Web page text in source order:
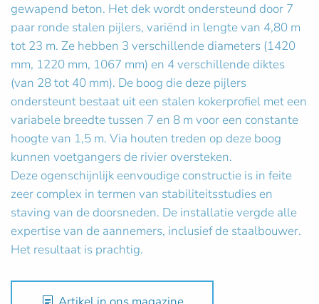
gewapend beton. Het dek wordt ondersteund door 7
paar ronde stalen pijlers, variënd in lengte van 4,80 m
tot 23 m. Ze hebben 3 verschillende diameters (1420
mm, 1220 mm, 1067 mm) en 4 verschillende diktes
(van 28 tot 40 mm). De boog die deze pijlers
ondersteunt bestaat uit een stalen kokerprofiel met een
variabele breedte tussen 7 en 8 m voor een constante
hoogte van 1,5 m. Via houten treden op deze boog
kunnen voetgangers de rivier oversteken.
Deze ogenschijnlijk eenvoudige constructie is in feite
zeer complex in termen van stabiliteitsstudies en
staving van de doorsneden. De installatie vergde alle
expertise van de aannemers, inclusief de staalbouwer.
Het resultaat is prachtig.